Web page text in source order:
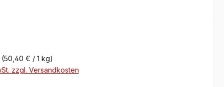
(50,40 € / 1 kg)
zzgl. Versandkosten